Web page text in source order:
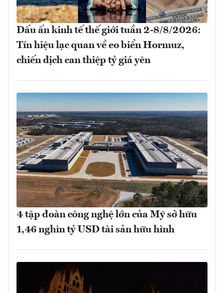
Dấu ấn kinh tế thế giới tuần 2-8/8/2026:
Tín hiệu lạc quan về eo biển Hormuz,
chiến dịch can thiệp tỷ giá yên
4 tập đoàn công nghệ lớn của Mỹ sở hữu
1,46 nghìn tỷ USD tài sản hữu hình